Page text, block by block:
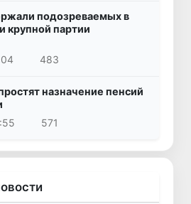
подозреваемых в
крупной партии
483
назначение пенсий
571